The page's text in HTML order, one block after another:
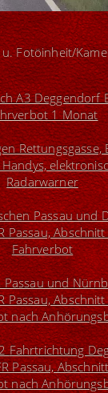
Fotöinheit/
A3 Deggendorf
1 Monat
Rettungsgasse,
Radarwarner
Passau und
Passau,
Fahrverbot
Passau und
Passau,
nach
Fahrtrichtung
Passau,
nach